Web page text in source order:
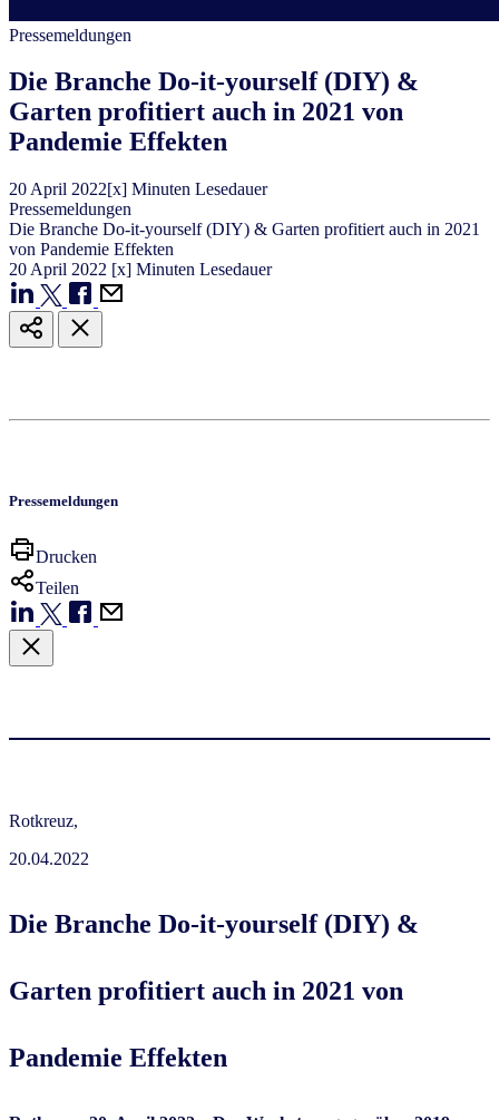
Pressemeldungen
Die Branche Do-it-yourself (DIY) &
Garten profitiert auch in 2021 von
Pandemie Effekten
20 April 2022[x] Minuten Lesedauer
Pressemeldungen
Die Branche Do-it-yourself (DIY) & Garten profitiert auch in 2021
von Pandemie Effekten
20 April 2022 [x] Minuten Lesedauer
Pressemeldungen
Drucken
Teilen
Rotkreuz,
20.04.2022
Die Branche Do-it-yourself (DIY) &
Garten profitiert auch in 2021 von
Pandemie Effekten